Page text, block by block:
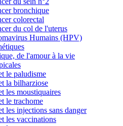
bronchique
colorectal
du col de l'uterus
Humains (HPV)
de l'amour à la vie
le paludisme
la bilharziose
les moustiquaires
le trachome
les injections sans danger
les vaccinations